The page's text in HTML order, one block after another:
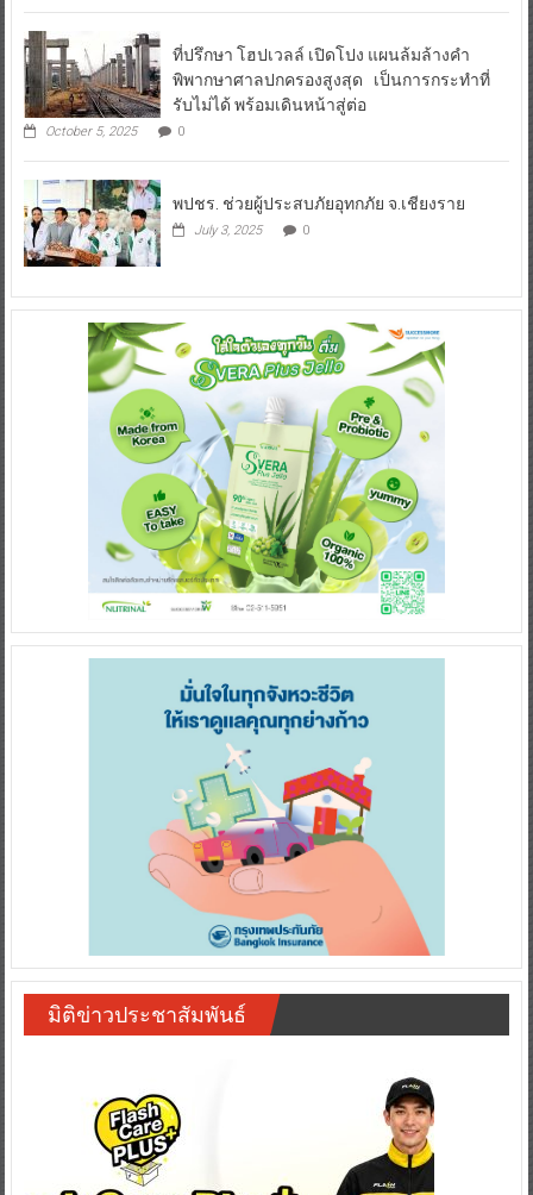
ที่ปรึกษา โฮปเวลล์ เปิดโปง แผนล้มล้างคำ
พิพากษาศาลปกครองสูงสุด เป็นการกระทำที่
รับไม่ได้ พร้อมเดินหน้าสู่ต่อ
October 5, 2025 0
พปชร. ช่วยผู้ประสบภัยอุทกภัย จ.เชียงราย
July 3, 2025 0
มิติข่าวประชาสัมพันธ์